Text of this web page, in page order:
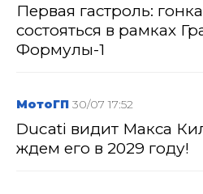
Первая гастроль:
состояться в рамках
Формулы-1
МотоГП 30/07 17:52
Ducati видит Макса
ждем его в 2029 году!